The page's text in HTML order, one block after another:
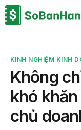
Sản phẩm
Bảng giá
Blog
Thông tin thuế
Về chúng tôi
KINH NGHIỆM KINH
Không
khó
chủ